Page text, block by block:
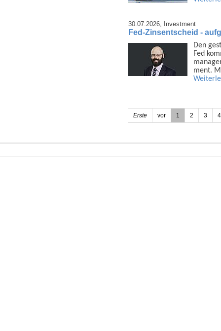
30.07.2026, Investment
Fed-Zinsentscheid -
Den
Fed
ment.
Erste vor 1 2 3 4